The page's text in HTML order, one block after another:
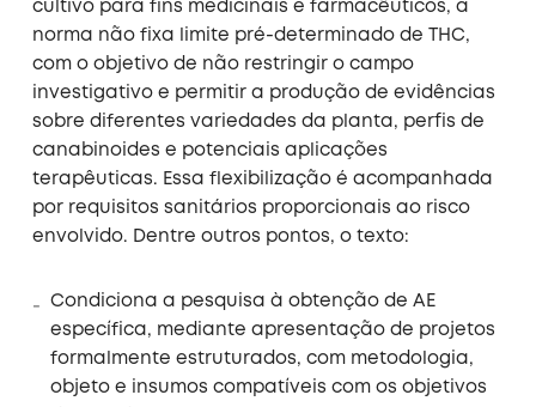
cultivo para fins medicinais e farmacêuticos, a
norma não fixa limite pré-determinado de THC,
com o objetivo de não restringir o campo
investigativo e permitir a produção de evidências
sobre diferentes variedades da planta, perfis de
canabinoides e potenciais aplicações
terapêuticas. Essa flexibilização é acompanhada
por requisitos sanitários proporcionais ao risco
envolvido. Dentre outros pontos, o texto:
Condiciona a pesquisa à obtenção de AE
específica, mediante apresentação de projetos
formalmente estruturados, com metodologia,
objeto e insumos compatíveis com os objetivos